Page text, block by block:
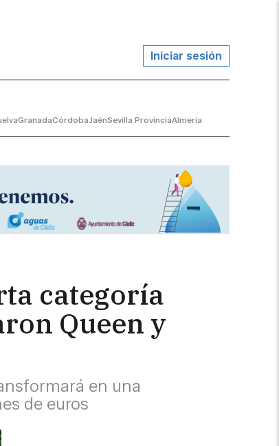
Iniciar sesión
GranadaCórdobaJaénSevilla ProvinciaAlmería
categoría
Queen y
en una
de euros